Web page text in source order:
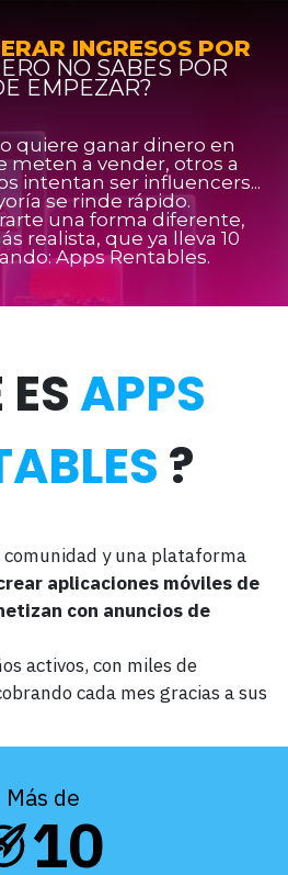
INGRESOS POR
NO SABES POR
EMPEZAR?
quiere ganar dinero en
meten a vender, otros a
intentan ser influencers...
se rinde rápido.
una forma diferente,
realista, que ya lleva 10
Apps Rentables.
APPS
?
y una plataforma
aplicaciones móviles de
con anuncios de
activos, con miles de
cada mes gracias a sus
Más de
10